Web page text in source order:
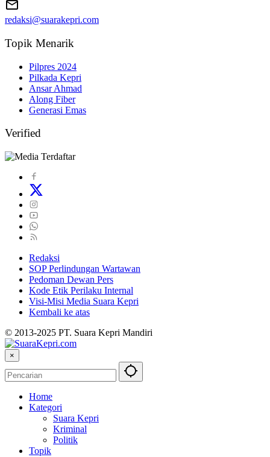
redaksi@suarakepri.com
Topik Menarik
Pilpres 2024
Pilkada Kepri
Ansar Ahmad
Along Fiber
Generasi Emas
Verified
Redaksi
SOP Perlindungan Wartawan
Pedoman Dewan Pers
Kode Etik Perilaku Internal
Visi-Misi Media Suara Kepri
Kembali ke atas
© 2013-2025 PT. Suara Kepri Mandiri
×
Home
Kategori
Suara Kepri
Kriminal
Politik
Topik